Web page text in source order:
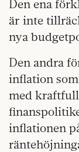
Den ena
är inte
nya
Den andra
inflation
med
inflationen